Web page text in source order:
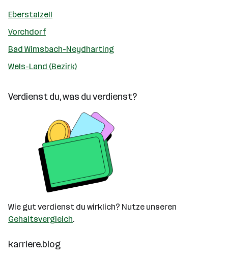
Eberstalzell
Vorchdorf
Bad Wimsbach-Neydharting
Wels-Land (Bezirk)
Verdienst du, was du verdienst?
Wie gut verdienst du wirklich? Nutze unseren
Gehaltsvergleich.
karriere.blog